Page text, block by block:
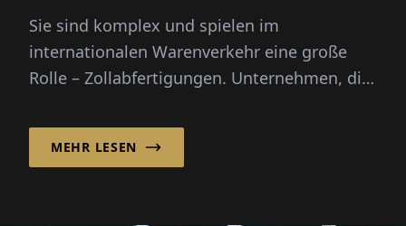
Sie sind komplex und spielen im
internationalen Warenverkehr eine große
Rolle – Zollabfertigungen. Unternehmen, die
MEHR LESEN